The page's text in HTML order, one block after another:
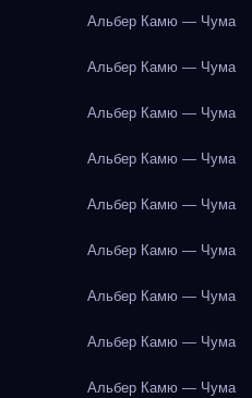
Альбер Камю — Чума
Альбер Камю — Чума
Альбер Камю — Чума
Альбер Камю — Чума
Альбер Камю — Чума
Альбер Камю — Чума
Альбер Камю — Чума
Альбер Камю — Чума
Альбер Камю — Чума